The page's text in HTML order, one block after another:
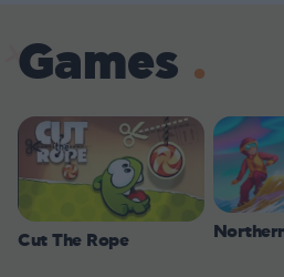
Games
Cut The Rope